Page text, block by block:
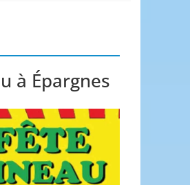
à Épargnes